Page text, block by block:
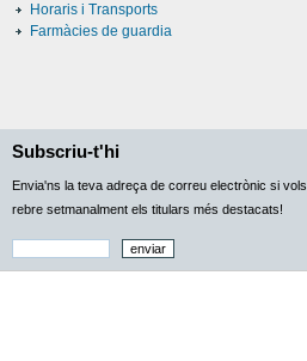
Horaris i Transports
Farmàcies de guardia
Subscriu-t'hi
Envia'ns la teva adreça de correu electrònic si vols
rebre setmanalment els titulars més destacats!